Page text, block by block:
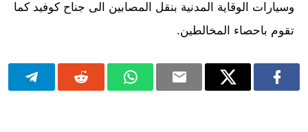
وسيارات الوقاية المدنية بنقل المصابين الى جناح كوفيد كما
تقوم باحصاء المخالطين.